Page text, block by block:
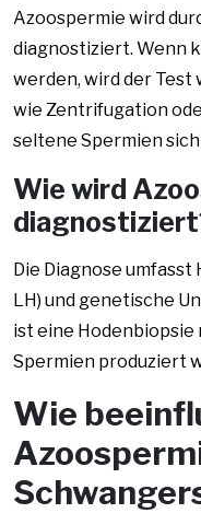
Azoospermie wird
diagnostiziert. Wenn
werden, wird der
wie Zentrifugation
seltene Spermien
Wie wird
Die Diagnose
LH) und genetische
ist eine Hodenbiopsie
Spermien produziert
Wie